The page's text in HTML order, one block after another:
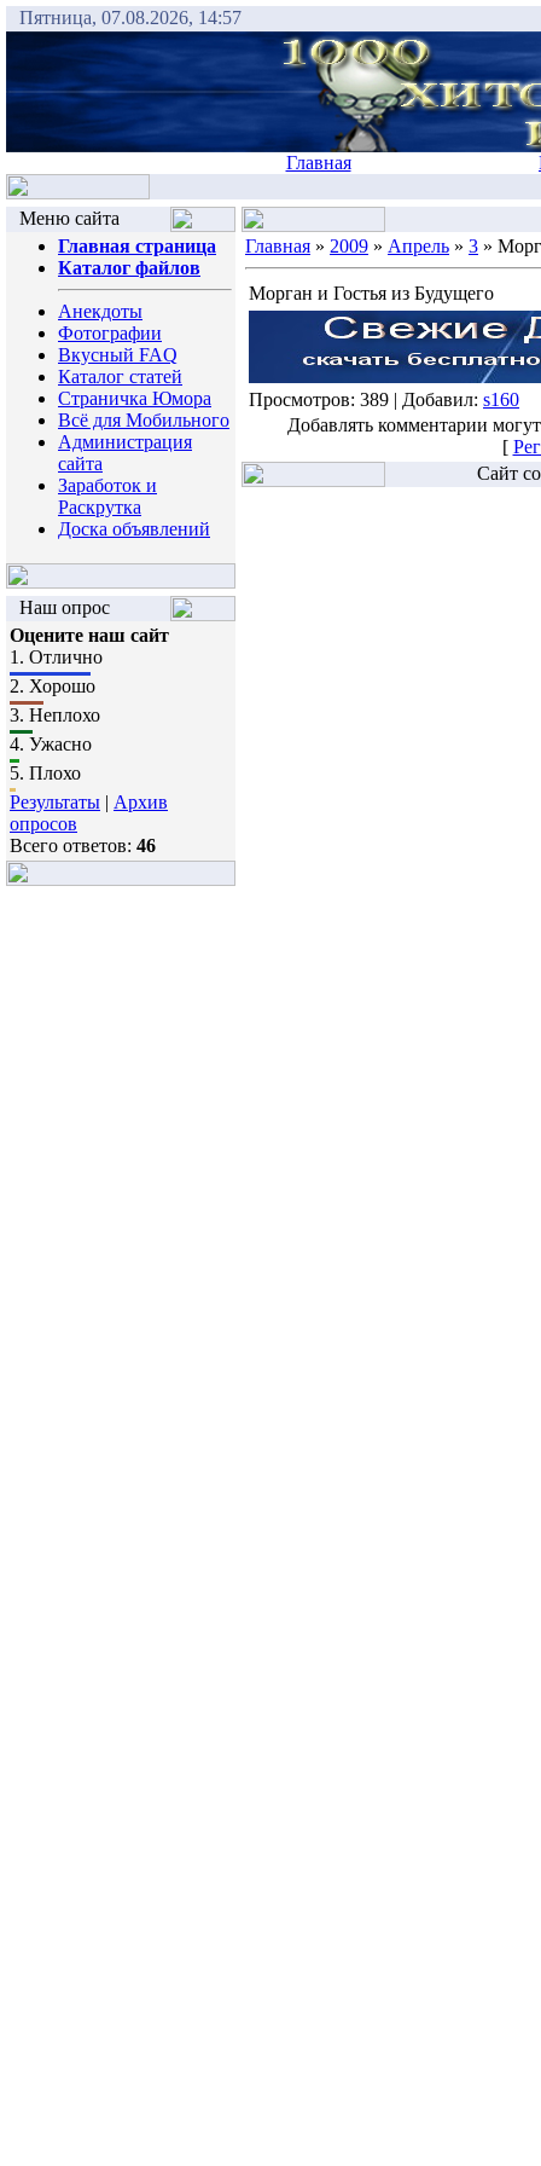
Пятница, 07.08.2026, 14:57
Главная
Меню сайта
Главная страница
Каталог файлов
Анекдоты
Фотографии
Вкусный FAQ
Каталог статей
Страничка Юмора
Всё для Мобильного
Администрация
сайта
Заработок и
Раскрутка
Доска объявлений
Наш опрос
Оцените наш сайт
1. Отлично
2. Хорошо
3. Неплохо
4. Ужасно
5. Плохо
Результаты | Архив
опросов
Всего ответов: 46
Главная » 2009 » Апрель » 3 »
Морган и Гостья из Будущего
Просмотров: 389 | Добавил: s160
Добавлять комментарии
[
Сайт